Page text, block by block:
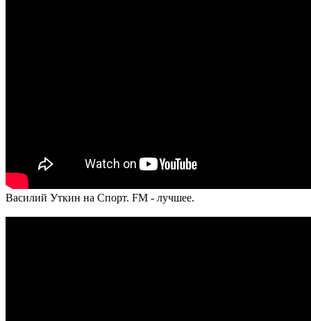
Василий Уткин на Спорт. FM - лучшее.